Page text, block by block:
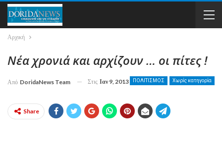
Αρχική
Νέα χρονιά και αρχίζουν … οι πίτες !
ΠΟΛΙΤΙΣΜΟΣ Χωρίς κατηγορία
Από DoridaNews Team Στις Ιαν 9, 2013
Share